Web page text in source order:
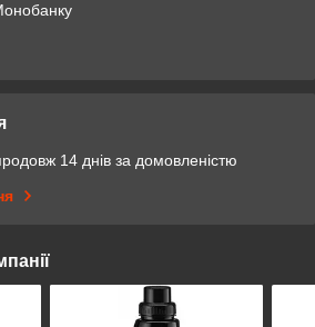
14 днів за домовленістю